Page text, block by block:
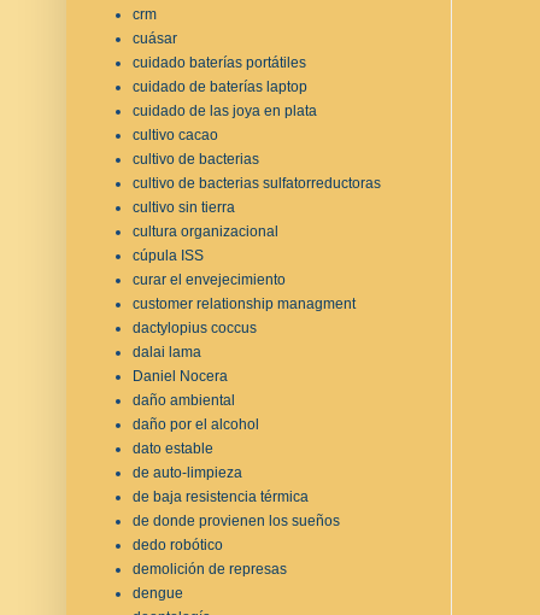
crm
cuásar
cuidado baterías portátiles
cuidado de baterías laptop
cuidado de las joya en plata
cultivo cacao
cultivo de bacterias
cultivo de bacterias sulfatorreductoras
cultivo sin tierra
cultura organizacional
cúpula ISS
curar el envejecimiento
customer relationship managment
dactylopius coccus
dalai lama
Daniel Nocera
daño ambiental
daño por el alcohol
dato estable
de auto-limpieza
de baja resistencia térmica
de donde provienen los sueños
dedo robótico
demolición de represas
dengue